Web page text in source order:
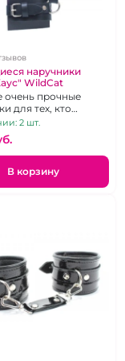
наручники
WildСat
очень прочные
для тех, кто
секс
2 шт.
В корзину